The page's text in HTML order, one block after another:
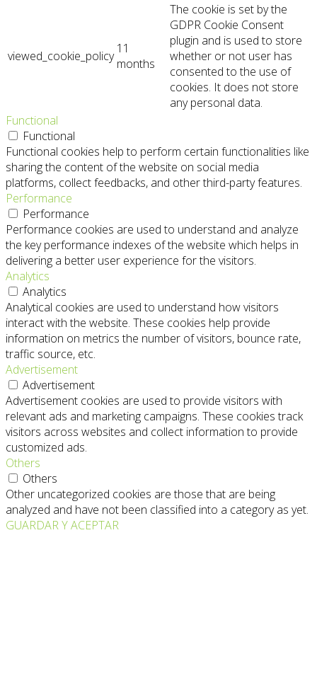
viewed_cookie_policy 11
months
The cookie is set by the
GDPR Cookie Consent
plugin and is used to store
whether or not user has
consented to the use of
cookies. It does not store
any personal data.
Functional
Functional
Functional cookies help to perform certain functionalities like
sharing the content of the website on social media
platforms, collect feedbacks, and other third-party features.
Performance
Performance
Performance cookies are used to understand and analyze
the key performance indexes of the website which helps in
delivering a better user experience for the visitors.
Analytics
Analytics
Analytical cookies are used to understand how visitors
interact with the website. These cookies help provide
information on metrics the number of visitors, bounce rate,
traffic source, etc.
Advertisement
Advertisement
Advertisement cookies are used to provide visitors with
relevant ads and marketing campaigns. These cookies track
visitors across websites and collect information to provide
customized ads.
Others
Others
Other uncategorized cookies are those that are being
analyzed and have not been classified into a category as yet.
GUARDAR Y ACEPTAR